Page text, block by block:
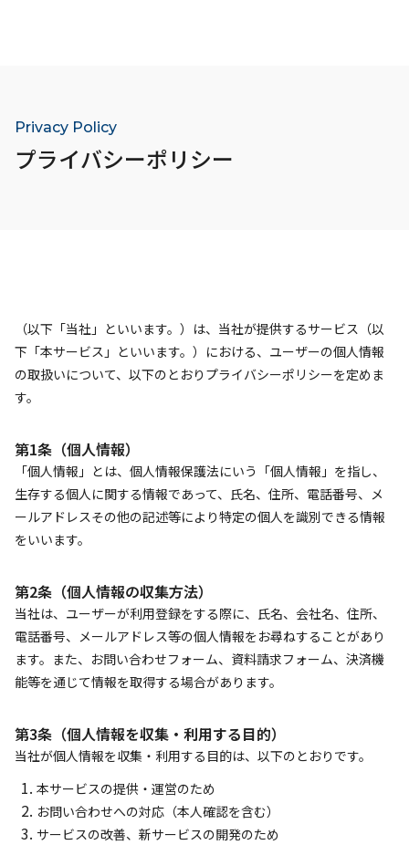
Privacy Policy
プライバシーポリシー
（以下「当社」といいます。）は、当社が提供するサービス（以
下「本サービス」といいます。）における、ユーザーの個人情報
の取扱いについて、以下のとおりプライバシーポリシーを定めま
す。
第1条（個人情報）
「個人情報」とは、個人情報保護法にいう「個人情報」を指し、
生存する個人に関する情報であって、氏名、住所、電話番号、メ
ールアドレスその他の記述等により特定の個人を識別できる情報
をいいます。
第2条（個人情報の収集方法）
当社は、ユーザーが利用登録をする際に、氏名、会社名、住所、
電話番号、メールアドレス等の個人情報をお尋ねすることがあり
ます。また、お問い合わせフォーム、資料請求フォーム、決済機
能等を通じて情報を取得する場合があります。
第3条（個人情報を収集・利用する目的）
当社が個人情報を収集・利用する目的は、以下のとおりです。
本サービスの提供・運営のため
お問い合わせへの対応（本人確認を含む）
サービスの改善、新サービスの開発のため